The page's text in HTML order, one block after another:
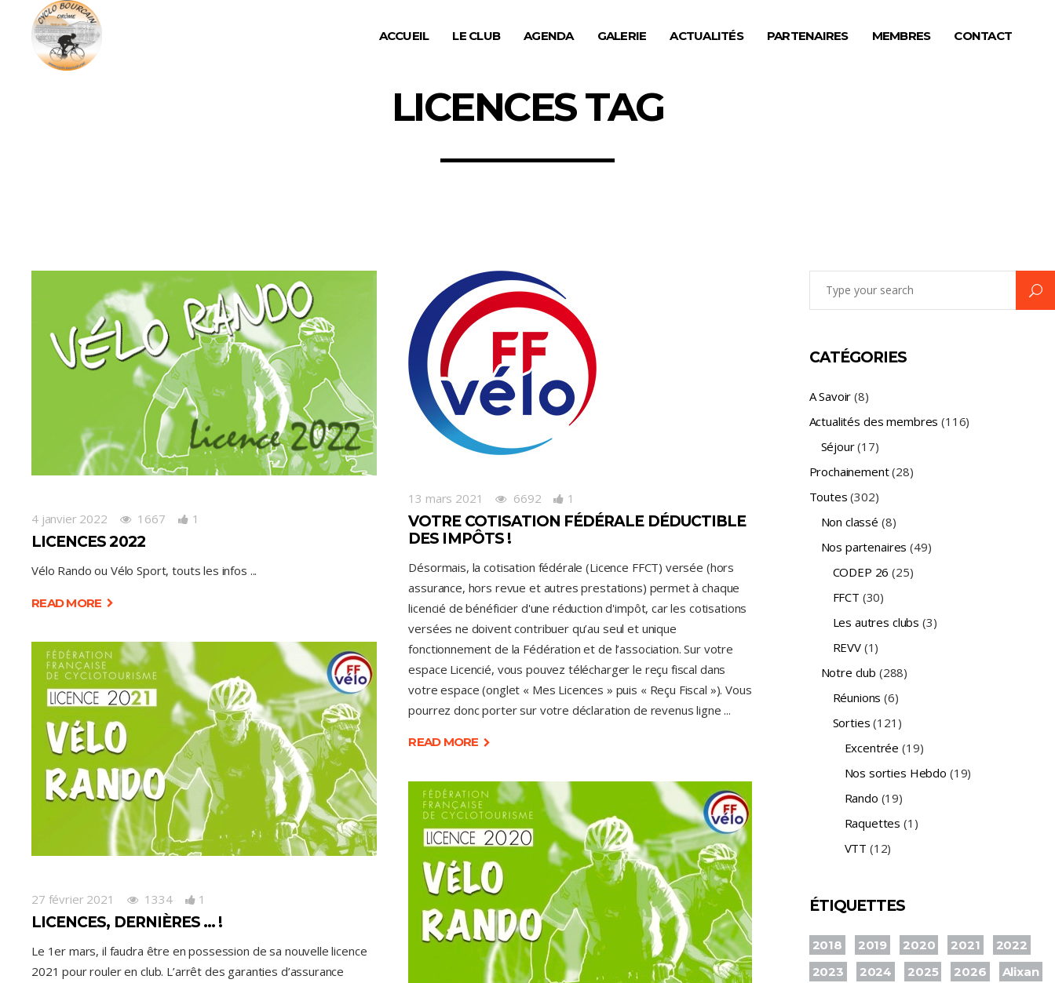
ACCUEIL LE CLUB AGENDA GALERIE ACTUALITÉS PARTENAIRES MEMBRES CONTACT
LICENCES TAG
4 janvier 2022 1667 1
LICENCES 2022
Vélo Rando ou Vélo Sport, touts les infos
READ MORE
13 mars 2021 6692 1
VOTRE COTISATION FÉDÉRALE DÉDUCTIBLE
DES IMPÔTS !
Désormais, la cotisation fédérale (Licence FFCT) versée (hors
assurance, hors revue et autres prestations) permet à chaque
licencié de bénéficier d'une réduction d'impôt, car les cotisations
versées ne doivent contribuer qu’au seul et unique
fonctionnement de la Fédération et de l’association. Sur votre
espace Licencié, vous pouvez télécharger le reçu fiscal dans
votre espace (onglet « Mes Licences » puis « Reçu Fiscal »). Vous
pourrez donc porter sur votre déclaration de revenus ligne
READ MORE
27 février 2021 1334 1
LICENCES, DERNIÈRES … !
Le 1er mars, il faudra être en possession de sa nouvelle licence
2021 pour rouler en club. L’arrêt des garanties d’assurance
CATÉGORIES
A Savoir (8)
Actualités des membres (116)
Séjour(17)
Prochainement(28)
Toutes (302)
Non classé (8)
Nos partenaires (49)
CODEP 26 (25)
FFCT (30)
Les autres clubs (3)
REVV(1)
Notre club (288)
Réunions (6)
Sorties (121)
Excentrée (19)
Nos sorties Hebdo (19)
Rando (19)
Raquettes (1)
VTT (12)
ÉTIQUETTES
2018 2019 2020 2021
2022
2023
2024 2025 2026
Alixan